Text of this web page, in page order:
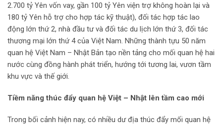
2.700 tỷ Yên vốn vay, gần 100 tỷ Yên viện trợ không hoàn lại và
180 tỷ Yên hỗ trợ cho hợp tác kỹ thuật), đối tác hợp tác lao
động lớn thứ 2, nhà đầu tư và đối tác du lịch lớn thứ 3, đối tác
thương mại lớn thứ 4 của Việt Nam. Những thành tựu 50 năm
quan hệ Việt Nam – Nhật Bản tạo nền tảng cho mối quan hệ hai
nước cùng đồng hành phát triển, hướng tới tương lai, vươn tầm
khu vực và thế giới.
Tiềm năng thúc đẩy quan hệ Việt – Nhật lên tầm cao mới
Trong bối cảnh hiện nay, có nhiều dư địa thúc đẩy mối quan hệ